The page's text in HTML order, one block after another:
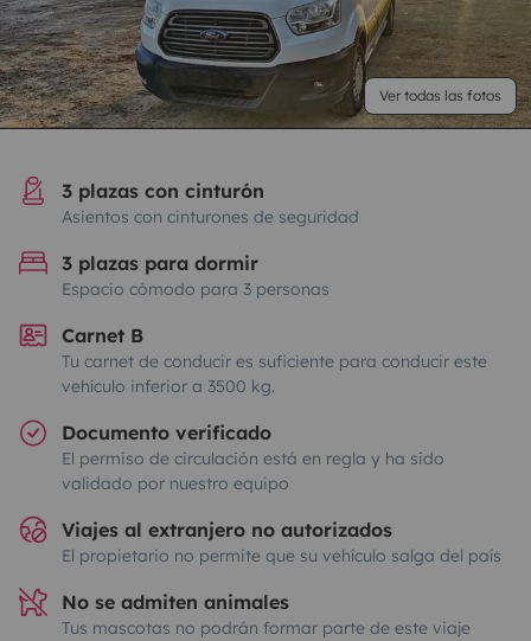
Ver todas las fotos
3 plazas con cinturón
Asientos con cinturones de seguridad
3 plazas para dormir
Espacio cómodo para 3 personas
Carnet B
Tu carnet de conducir es suficiente para conducir este
vehículo inferior a 3500 kg.
Documento verificado
El permiso de circulación está en regla y ha sido
validado por nuestro equipo
Viajes al extranjero no autorizados
El propietario no permite que su vehículo salga del país
No se admiten animales
Tus mascotas no podrán formar parte de este viaje